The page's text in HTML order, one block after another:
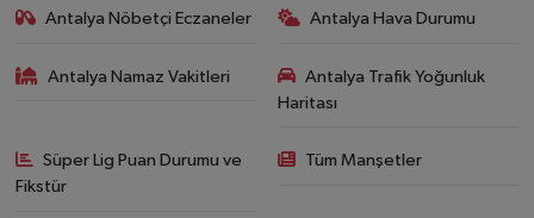
Antalya Nöbetçi Eczaneler Antalya Hava Durumu
Antalya Namaz Vakitleri
Antalya Trafik Yoğunluk
Haritası
Süper Lig Puan Durumu ve
Fikstür
Tüm Manşetler